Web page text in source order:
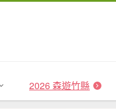
2026 森遊竹縣